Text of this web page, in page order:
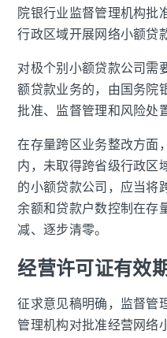
院银行业监督管理机构批
行政区域开展网络小额贷
对极个别小额贷款公司需
额贷款业务的，由国务院
批准、监督管理和风险处
在存量跨区业务整改方面
内，未取得跨省级行政区
的小额贷款公司，应当将
余额和贷款户数控制在存
减、逐步清零。
经营许可证有效
征求意见稿明确，监督管
管理机构对批准经营网络